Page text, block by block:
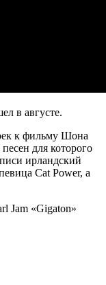
в августе.
к фильму Шона
для которого
ирландский
Cat Power, а
Jam «Gigaton»